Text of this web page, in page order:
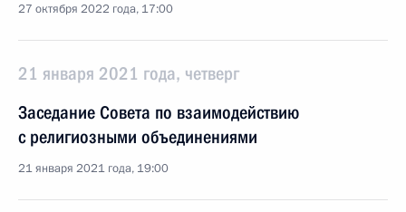
27 октября 2022 года, 17:00
21 января 2021 года, четверг
Заседание Совета по взаимодействию
с религиозными объединениями
21 января 2021 года, 19:00